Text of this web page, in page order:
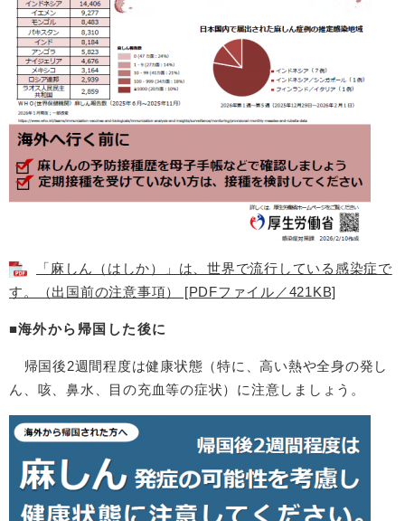
「麻しん（はしか）」は、世界で流行している感染症で
す。（出国前の注意事項） [PDFファイル／421KB]
■海外から帰国した後に
帰国後2週間程度は健康状態（特に、高い熱や全身の発し
ん、咳、鼻水、目の充血等の症状）に注意しましょう。